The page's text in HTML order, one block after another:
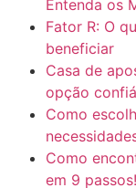
Entenda os
Fator R: O
beneficiar
Casa de
opção
Como
Como
em 9 passos!